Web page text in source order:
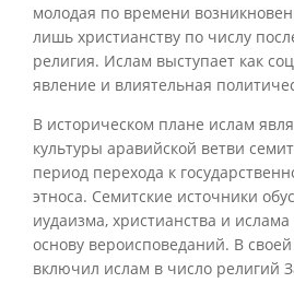
молодая по времени
лишь христианству по числу
религия. Ислам выступает как
явление и влиятельная
В историческом плане ислам
культуры аравийской ветви
период перехода к
этноса. Семитские источники
иудаизма, христианства и
основу вероисповеданий. В
включил ислам в число религий